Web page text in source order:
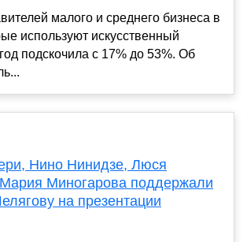
малого и среднего бизнеса в
используют искусственный
год подскочила с 17% до 53%. Об
Нино Нинидзе, Люся
Миногарова поддержали
на презентации